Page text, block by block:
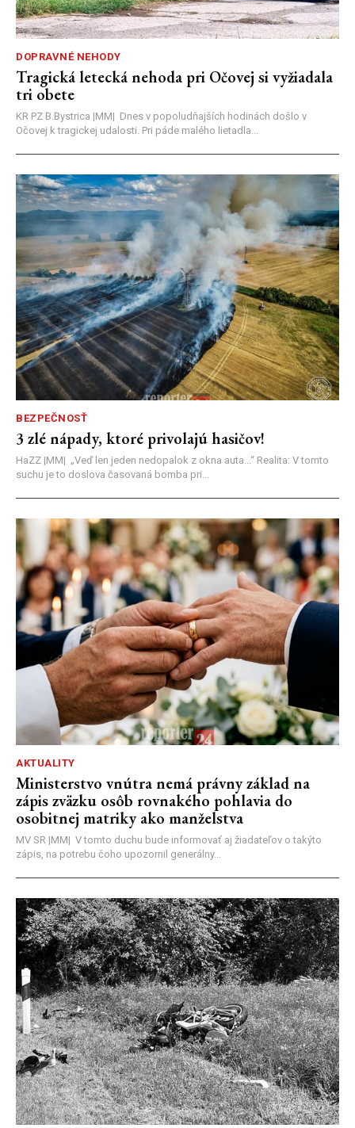
DOPRAVNÉ NEHODY
Tragická letecká nehoda pri Očovej si vyžiadala
tri obete
KR PZ B.Bystrica |MM| Dnes v popoludňajších hodinách došlo v
Očovej k tragickej udalosti. Pri páde malého lietadla...
BEZPEČNOSŤ
3 zlé nápady, ktoré privolajú hasičov!
HaZZ |MM| ​„Veď len jeden nedopalok z okna auta...“ ​Realita: V tomto
suchu je to doslova časovaná bomba pri...
AKTUALITY
Ministerstvo vnútra nemá právny základ na
zápis zväzku osôb rovnakého pohlavia do
osobitnej matriky ako manželstva
MV SR |MM| V tomto duchu bude informovať aj žiadateľov o takýto
zápis, na potrebu čoho upozornil generálny...